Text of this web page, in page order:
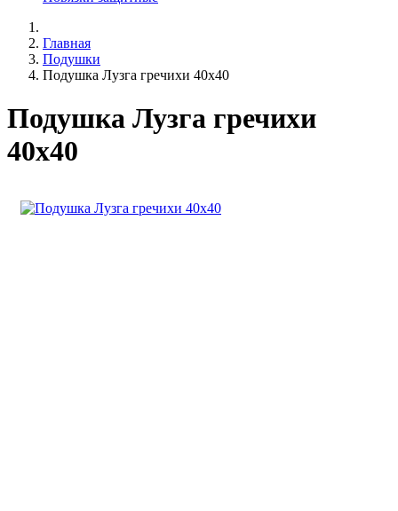
Главная
Подушки
Подушка Лузга гречихи 40х40
Подушка Лузга гречихи
40х40